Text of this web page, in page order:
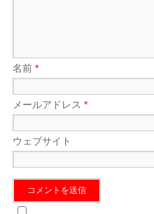
名前*
メールアドレス*
ウェブサイト